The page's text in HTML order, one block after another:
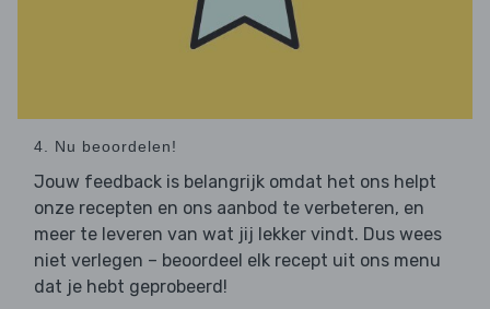
4. Nu beoordelen!
Jouw feedback is belangrijk omdat het ons helpt
onze recepten en ons aanbod te verbeteren, en
meer te leveren van wat jij lekker vindt. Dus wees
niet verlegen – beoordeel elk recept uit ons menu
dat je hebt geprobeerd!